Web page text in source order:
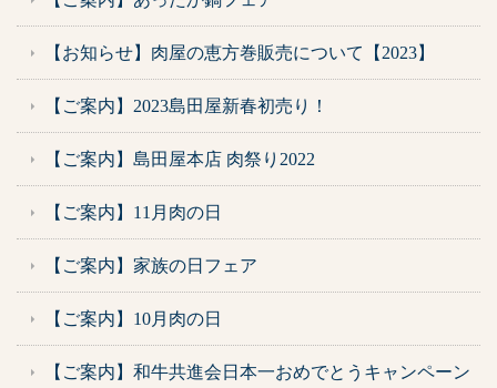
【お知らせ】肉屋の恵方巻販売について【2023】
【ご案内】2023島田屋新春初売り！
【ご案内】島田屋本店 肉祭り2022
【ご案内】11月肉の日
【ご案内】家族の日フェア
【ご案内】10月肉の日
【ご案内】和牛共進会日本一おめでとうキャンペーン